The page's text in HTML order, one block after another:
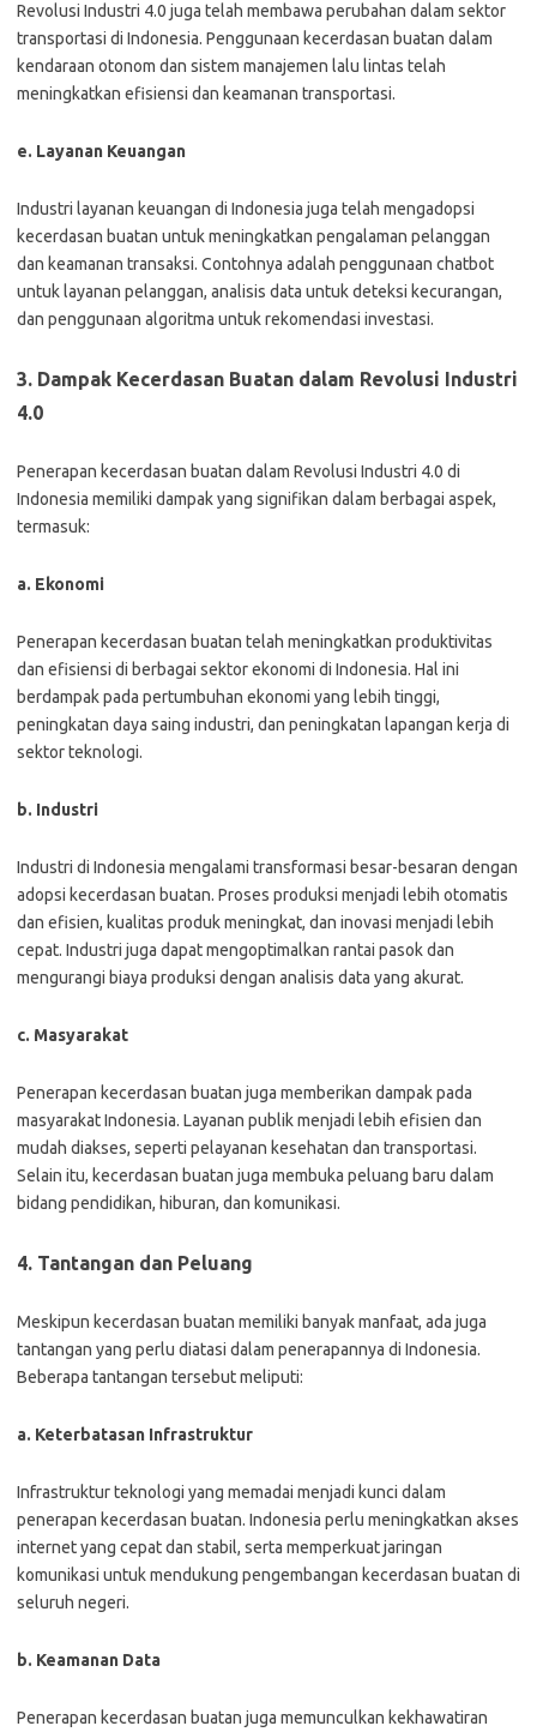
Revolusi Industri 4.0 juga telah membawa perubahan dalam sektor
transportasi di Indonesia. Penggunaan kecerdasan buatan dalam
kendaraan otonom dan sistem manajemen lalu lintas telah
meningkatkan efisiensi dan keamanan transportasi.
e. Layanan Keuangan
Industri layanan keuangan di Indonesia juga telah mengadopsi
kecerdasan buatan untuk meningkatkan pengalaman pelanggan
dan keamanan transaksi. Contohnya adalah penggunaan chatbot
untuk layanan pelanggan, analisis data untuk deteksi kecurangan,
dan penggunaan algoritma untuk rekomendasi investasi.
3. Dampak Kecerdasan Buatan dalam Revolusi Industri
4.0
Penerapan kecerdasan buatan dalam Revolusi Industri 4.0 di
Indonesia memiliki dampak yang signifikan dalam berbagai aspek,
termasuk:
a. Ekonomi
Penerapan kecerdasan buatan telah meningkatkan produktivitas
dan efisiensi di berbagai sektor ekonomi di Indonesia. Hal ini
berdampak pada pertumbuhan ekonomi yang lebih tinggi,
peningkatan daya saing industri, dan peningkatan lapangan kerja di
sektor teknologi.
b. Industri
Industri di Indonesia mengalami transformasi besar-besaran dengan
adopsi kecerdasan buatan. Proses produksi menjadi lebih otomatis
dan efisien, kualitas produk meningkat, dan inovasi menjadi lebih
cepat. Industri juga dapat mengoptimalkan rantai pasok dan
mengurangi biaya produksi dengan analisis data yang akurat.
c. Masyarakat
Penerapan kecerdasan buatan juga memberikan dampak pada
masyarakat Indonesia. Layanan publik menjadi lebih efisien dan
mudah diakses, seperti pelayanan kesehatan dan transportasi.
Selain itu, kecerdasan buatan juga membuka peluang baru dalam
bidang pendidikan, hiburan, dan komunikasi.
4. Tantangan dan Peluang
Meskipun kecerdasan buatan memiliki banyak manfaat, ada juga
tantangan yang perlu diatasi dalam penerapannya di Indonesia.
Beberapa tantangan tersebut meliputi:
a. Keterbatasan Infrastruktur
Infrastruktur teknologi yang memadai menjadi kunci dalam
penerapan kecerdasan buatan. Indonesia perlu meningkatkan akses
internet yang cepat dan stabil, serta memperkuat jaringan
komunikasi untuk mendukung pengembangan kecerdasan buatan di
seluruh negeri.
b. Keamanan Data
Penerapan kecerdasan buatan juga memunculkan kekhawatiran